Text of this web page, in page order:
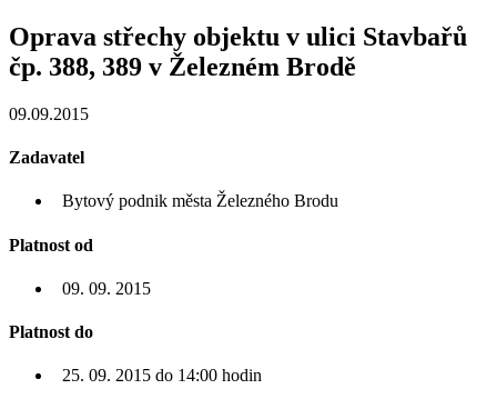
Oprava střechy objektu v ulici Stavbařů
čp. 388, 389 v Železném Brodě
09.09.2015
Zadavatel
Bytový podnik města Železného Brodu
Platnost od
09. 09. 2015
Platnost do
25. 09. 2015 do 14:00 hodin